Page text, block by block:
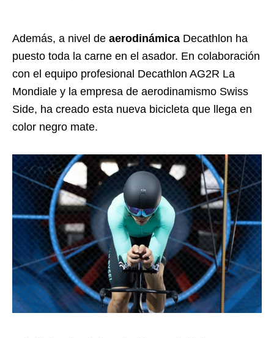
Además, a nivel de aerodinámica Decathlon ha
puesto toda la carne en el asador. En colaboración
con el equipo profesional Decathlon AG2R La
Mondiale y la empresa de aerodinamismo Swiss
Side, ha creado esta nueva bicicleta que llega en
color negro mate.